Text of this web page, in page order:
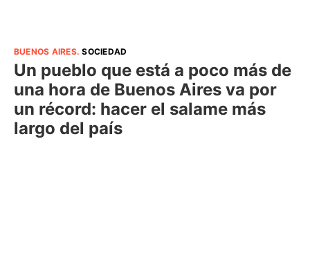
BUENOS AIRES.SOCIEDAD
Un pueblo que está a poco más de
una hora de Buenos Aires va por
un récord: hacer el salame más
largo del país